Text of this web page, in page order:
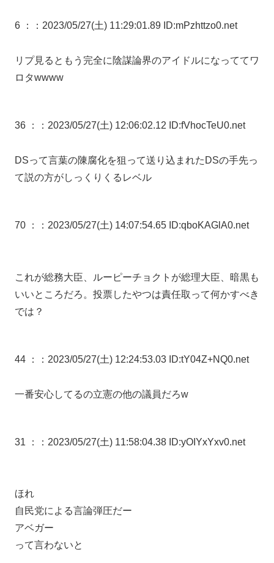
6 ： ：2023/05/27(土) 11:29:01.89 ID:mPzhttzo0.net
リプ見るともう完全に陰謀論界のアイドルになっててワ
ロタwwww
36 ： ：2023/05/27(土) 12:06:02.12 ID:fVhocTeU0.net
DSって言葉の陳腐化を狙って送り込まれたDSの手先っ
て説の方がしっくりくるレベル
70 ： ：2023/05/27(土) 14:07:54.65 ID:qboKAGlA0.net
これが総務大臣、ルーピーチョクトが総理大臣、暗黒も
いいところだろ。投票したやつは責任取って何かすべき
では？
44 ： ：2023/05/27(土) 12:24:53.03 ID:tY04Z+NQ0.net
一番安心してるの立憲の他の議員だろw
31 ： ：2023/05/27(土) 11:58:04.38 ID:yOIYxYxv0.net
ほれ
自民党による言論弾圧だー
アベガー
って言わないと